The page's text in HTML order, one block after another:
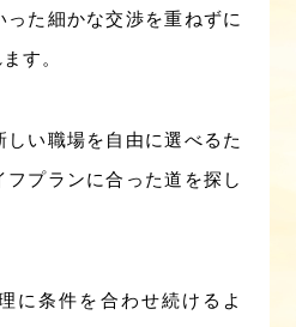
た細かな交渉を重ねずに
す。
い職場を自由に選べるた
プランに合った道を探し
に条件を合わせ続けるよ